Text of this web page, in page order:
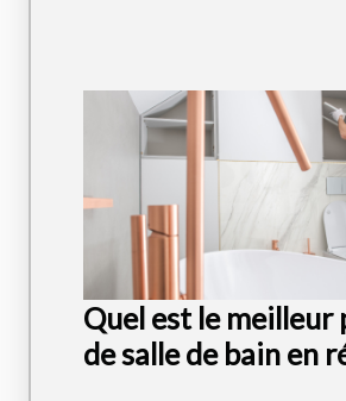
Quel est le meilleur
de salle de bain en